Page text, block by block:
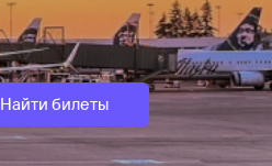
Найти билеты